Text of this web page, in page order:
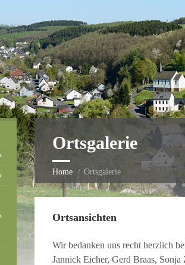
Ortsgalerie
Home Ortsgalerie
Ortsansichten
Wir bedanken uns recht herzlich
Jannick Eicher, Gerd Braas,